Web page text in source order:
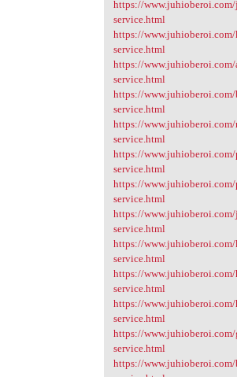
https://www.juhioberoi.com/
service.html
https://
service.html
https://www.juhioberoi.com/
service.html
https://
service.html
https://www.juhioberoi.com/
service.html
https://www.juhioberoi.com/
service.html
https://www.juhioberoi.com/
service.html
https://
service.html
https://www.juhioberoi.com/
service.html
https://www.juhioberoi.com/
service.html
https://www.juhioberoi.com/
service.html
https://www.juhioberoi.com/
service.html
https://